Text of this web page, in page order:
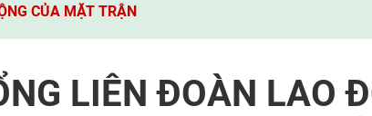
viện
CỦA MẶT TRẬN
LIÊN ĐOÀN LAO